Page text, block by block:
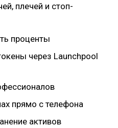
плечей и стоп-
проценты
через Launchpool
прямо с телефона
активов